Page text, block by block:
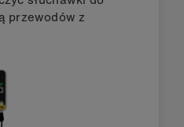
przewodów z